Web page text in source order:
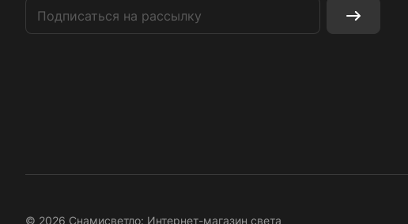
© 2026 Снамисветло: Интернет-магазин света